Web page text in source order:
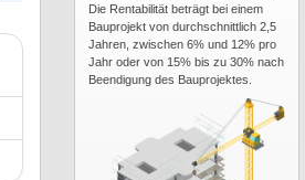
Die Rentabilität beträgt bei einem
Bauprojekt von durchschnittlich 2,5
Jahren, zwischen 6% und 12% pro
Jahr oder von 15% bis zu 30% nach
Beendigung des Bauprojektes.